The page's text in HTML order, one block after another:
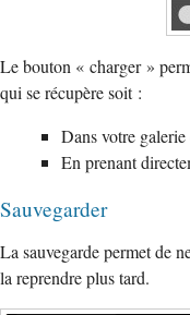
Le bouton « charger »
qui se récupère soit :
Dans votre
En prenant
Sauvegarder
La sauvegarde permet de
la reprendre plus tard.